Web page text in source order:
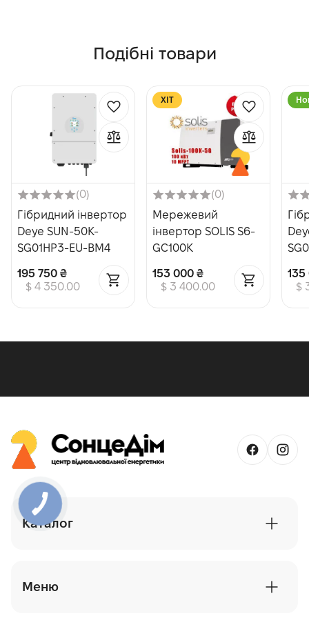
Подібні товари
(0)
Гібридний інвертор
Deye SUN-50K-
SG01HP3-EU-BM4
195 750 ₴
$ 4 350.00
XІТ
(0)
Мережевий
інвертор SOLIS S6-
GC100K
153 000 ₴
$ 3 400.00
135
$
Каталог
Сонячні електростанції
Меню